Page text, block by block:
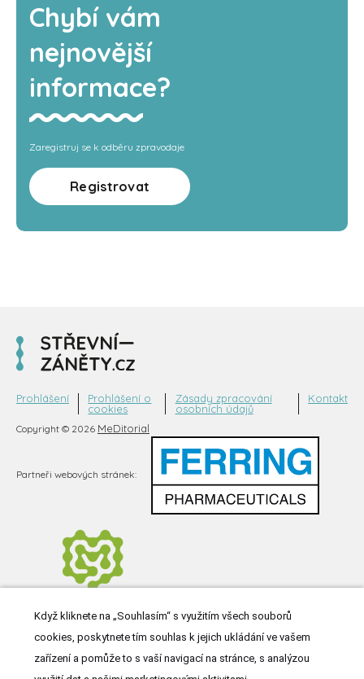
Chybí vám
nejnovější
informace?
Zaregistruj se k odběru zpravodaje
Registrovat
Copyright © 2026 MeDitorial
Prohlášení
Prohlášení o
cookies
Zásady zpracování
osobních údajů
Kontakt
Partneři webových stránek:
Když kliknete na „Souhlasím“ s využitím všech souborů
cookies, poskytnete tím souhlas k jejich ukládání ve vašem
zařízení a pomůže to s vaší navigací na stránce, s analýzou